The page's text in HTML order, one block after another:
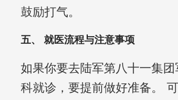
鼓励打气。
五、 就医流程与注意事项
如果你要去陆军第八十一集
科就诊，要提前做好准备。